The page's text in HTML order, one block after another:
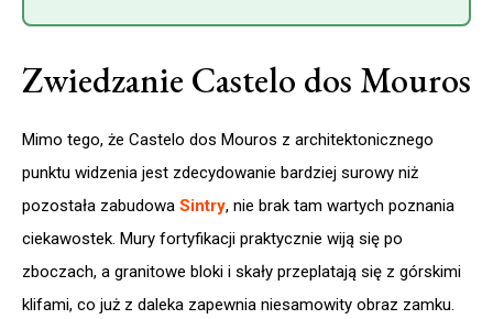
Zwiedzanie Castelo dos Mouros
Mimo tego, że Castelo dos Mouros z architektonicznego
punktu widzenia jest zdecydowanie bardziej surowy niż
pozostała zabudowa Sintry, nie brak tam wartych poznania
ciekawostek. Mury fortyfikacji praktycznie wiją się po
zboczach, a granitowe bloki i skały przeplatają się z górskimi
klifami, co już z daleka zapewnia niesamowity obraz zamku.